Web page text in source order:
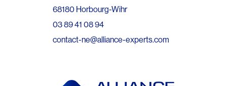
68180 Horbourg-Wihr
03 89 41 08 94
contact-ne@alliance-experts.com